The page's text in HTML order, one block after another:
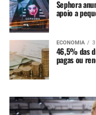
Sephora
apoio a
ECONOMIA
46,5% das
pagas ou